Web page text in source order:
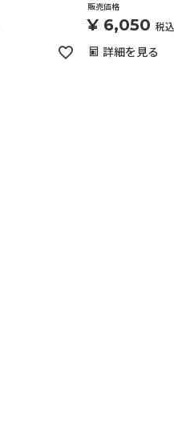
販売価格
¥ 6,050 税込
詳細を見る